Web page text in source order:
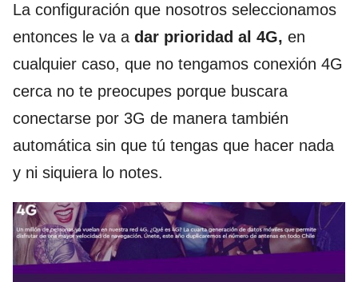
La configuración que nosotros seleccionamos
entonces le va a dar prioridad al 4G, en
cualquier caso, que no tengamos conexión 4G
cerca no te preocupes porque buscara
conectarse por 3G de manera también
automática sin que tú tengas que hacer nada
y ni siquiera lo notes.